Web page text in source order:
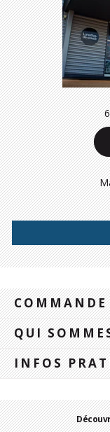
COMMANDE
QUI
INFOS